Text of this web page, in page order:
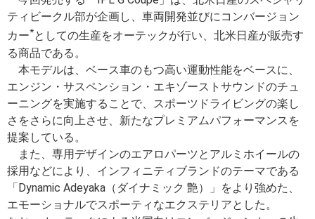
ティビークル部が企画し、車両開発並びにコンバージョン
カー*としての生産をオーテックが行い、北米日産が販売す
る商品である。
本モデルは、ベース車のもつ高い運動性能をベースに、
エンジン・サスペンション・エキゾーストサウンドのチュ
ーニングを実施することで、スポーツドライビングの楽し
さをさらに向上させ、新たなプレミアムパフォーマンスを
提案している。
また、専用デザインのエアロパーツとアルミホイールの
採用などにより、インフィニティブランドのテーマである
「Dynamic Adeyaka（ダイナミック 艶）」をより強めた、
エモーショナルでスポーティなエクステリアとした。